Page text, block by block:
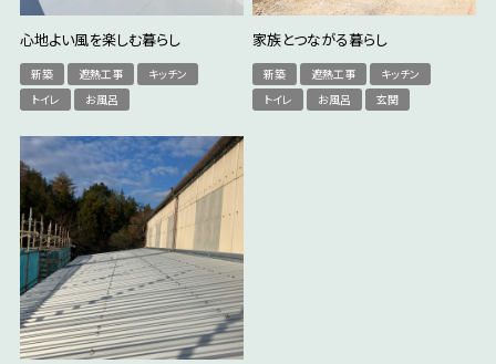
心地よい風を楽しむ暮らし
新築 遮熱工事
キッチン
トイレ
お風呂
家族とつながる暮らし
新築 遮熱工事
キッチン
トイレ
お風呂 玄関